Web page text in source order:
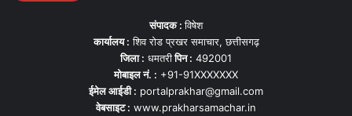
संपादक :विषेश
कार्यालय : शिव रोड प्रखर समाचार, छत्तीसगढ़
जिला : धमतरीपिन : 492001
मोबाइल नं. : +91-91XXXXXXX
ईमेल आईडी : portalprakhar@gmail.com
वेबसाइट : www.prakharsamachar.in